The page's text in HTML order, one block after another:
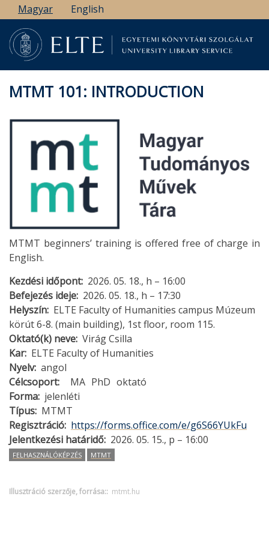
Ugrás
a
tartalomra
Magyar English
MTMT 101: INTRODUCTION
MTMT beginners’ training is offered free of charge in
English.
Kezdési időpont 2026. 05. 18., h – 16:00
Befejezés ideje 2026. 05. 18., h – 17:30
Helyszín ELTE Faculty of Humanities campus Múzeum
körút 6-8. (main building), 1st floor, room 115.
Oktató(k) neve Virág Csilla
Kar ELTE Faculty of Humanities
Nyelv angol
Célcsoport
MA PhD oktató
Forma jelenléti
Típus MTMT
Regisztráció https://forms.office.com/e/g6S66YUkFu
Jelentkezési határidő 2026. 05. 15., p – 16:00
FELHASZNÁLÓKÉPZÉS MTMT
Illusztráció szerzője, forrása: mtmt.hu